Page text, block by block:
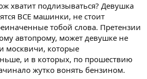
хватит подлизываться? Девушка
ВСЕ машинки, не стоит
тобой слова. Претензии
автопрому, может девушке не
москвичи, которые
и в которых, по прошествию
жутко вонять бензином.